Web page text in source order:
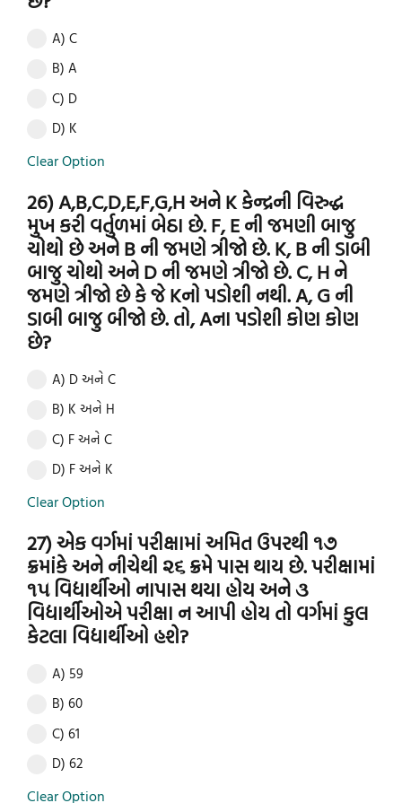
A) C
B) A
C) D
D) K
Clear Option
26) A,B,C,D,E,F,G,H અને K કેન્દ્રની વિરુદ્ધ
મુખ કરી વર્તુળમાં બેઠા છે. F, E ની જમણી બાજુ
ચોથો છે અને B ની જમણે ત્રીજો છે. K, B ની ડાબી
બાજુ ચોથો અને D ની જમણે ત્રીજો છે. C, H ને
જમણે ત્રીજો છે કે જે Kનો પડોશી નથી. A, G ની
ડાબી બાજુ બીજો છે. તો, Aના પડોશી કોણ કોણ
છે?
A) D અને C
B) K અને H
C) F અને C
D) F અને K
Clear Option
27) એક વર્ગમાં પરીક્ષામાં અમિત ઉપરથી ૧૭
ક્રમાંકે અને નીચેથી ૨૬ ક્રમે પાસ થાય છે. પરીક્ષામાં
૧૫ વિદ્યાર્થીઓ નાપાસ થયા હોય અને ૩
વિદ્યાર્થીઓએ પરીક્ષા ન આપી હોય તો વર્ગમાં કુલ
કેટલા વિદ્યાર્થીઓ હશે?
A) 59
B) 60
C) 61
D) 62
Clear Option